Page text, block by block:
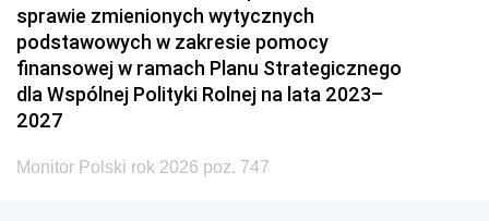
sprawie zmienionych wytycznych
podstawowych w zakresie pomocy
finansowej w ramach Planu Strategicznego
dla Wspólnej Polityki Rolnej na lata 2023–
2027
Monitor Polski rok 2026 poz. 747